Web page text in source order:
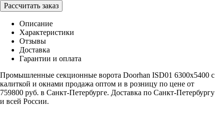
Рассчитать заказ
Описание
Характеристики
Отзывы
Доставка
Гарантии и оплата
Промышленные секционные ворота Doorhan ISD01 6300x5400 с
калиткой и окнами продажа оптом и в розницу по цене от
759800 руб. в Санкт-Петербурге. Доставка по Санкт-Петербургу
и всей России.